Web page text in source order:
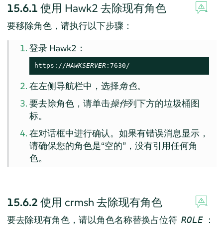
15.6.1 使用 Hawk2 去除现有角色
要移除角色，请执行以下步骤：
登录 Hawk2：
https://HAWKSERVER :7630/
在左侧导航栏中，选择角色。
要去除角色，请单击操作列下方的垃圾桶图
标。
在对话框中进行确认。如果有错误消息显示，
请确保您的角色是“空的” ，没有引用任何角
色。
15.6.2 使用 crmsh 去除现有角色
要去除现有角色，请以角色名称替换占位符 ROLE ：